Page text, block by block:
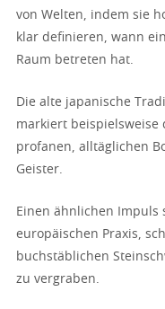
von Welten, indem sie
klar definieren, wann
Raum betreten hat.
Die alte japanische
markiert beispielsweise
profanen, alltäglichen
Geister.
Einen ähnlichen
europäischen Praxis,
buchstäblichen
zu vergraben.